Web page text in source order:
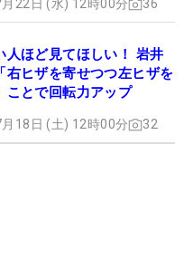
22日 (水) 12時00分 36
人ほど見てほしい！ 岩井
右ヒザを寄せつつ左ヒザを
ことで回転力アップ
18日 (土) 12時00分 32